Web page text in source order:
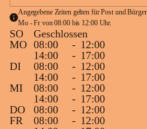
Angegebene Zeiten gelten für Post und
Mo - Fr von 08:00 bis 12:00 Uhr.
SO
Geschlossen
MO 08:00 - 12:00
14:00
- 17:00
DI
08:00 - 12:00
14:00
- 17:00
MI
08:00 - 12:00
14:00
- 17:00
DO
08:00 - 12:00
FR
08:00 - 12:00